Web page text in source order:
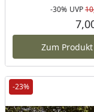
-30% UVP
Zum Produkt
-23%